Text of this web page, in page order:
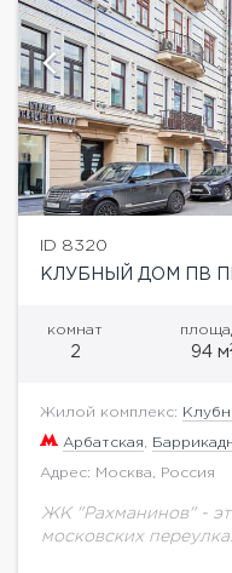
ID 8320
КЛУБНЫЙ ДОМ ПВ
комнат
2 94 м
Жилой комплекс:
Арбатская
Адрес: Москва, Россия
ЖК "Рахманинов" -
московских